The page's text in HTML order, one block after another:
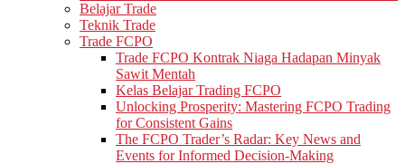
Belajar Trade
Teknik Trade
Trade FCPO
Trade FCPO Kontrak Niaga Hadapan Minyak
Sawit Mentah
Kelas Belajar Trading FCPO
Unlocking Prosperity: Mastering FCPO Trading
for Consistent Gains
The FCPO Trader’s Radar: Key News and
Events for Informed Decision-Making